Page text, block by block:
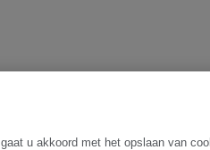
u akkoord met het opslaan van